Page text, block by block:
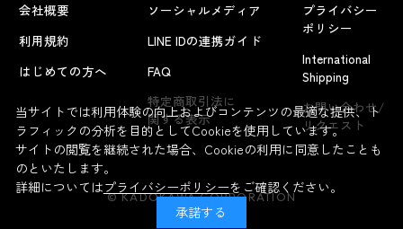
会社概要
利用規約
はじめての方へ
ソーシャルメディア
LINE IDの連携ガイド
FAQ
特定商取引法に
関する表示
プライバシー
ポリシー
International
Shipping
お問い合わせ/
リクエスト
© KADOKAWA CORPORATION
当サイトでは利用体験の向上およびコンテンツの最適な提供、ト
ラフィックの分析を目的としてCookieを使用しています。
サイトの閲覧を継続された場合、Cookieの利用に同意したことも
のといたします。
詳細についてはプライバシーポリシーをご確認ください。
承諾する